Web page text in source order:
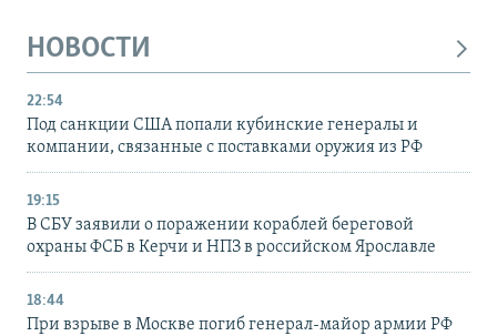
НОВОСТИ
22:54
Под санкции США попали кубинские генералы и
компании, связанные с поставками оружия из РФ
19:15
В СБУ заявили о поражении кораблей береговой
охраны ФСБ в Керчи и НПЗ в российском Ярославле
18:44
При взрыве в Москве погиб генерал-майор армии РФ